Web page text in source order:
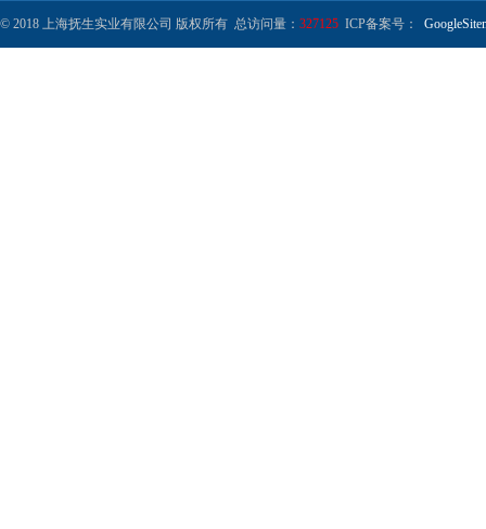
© 2018 上海抚生实业有限公司 版权所有 总访问量： 327125 ICP备案号：